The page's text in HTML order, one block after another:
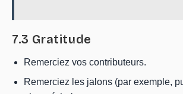
7.3 Gratitude
Remerciez vos contributeurs.
Remerciez les jalons (par exemple,